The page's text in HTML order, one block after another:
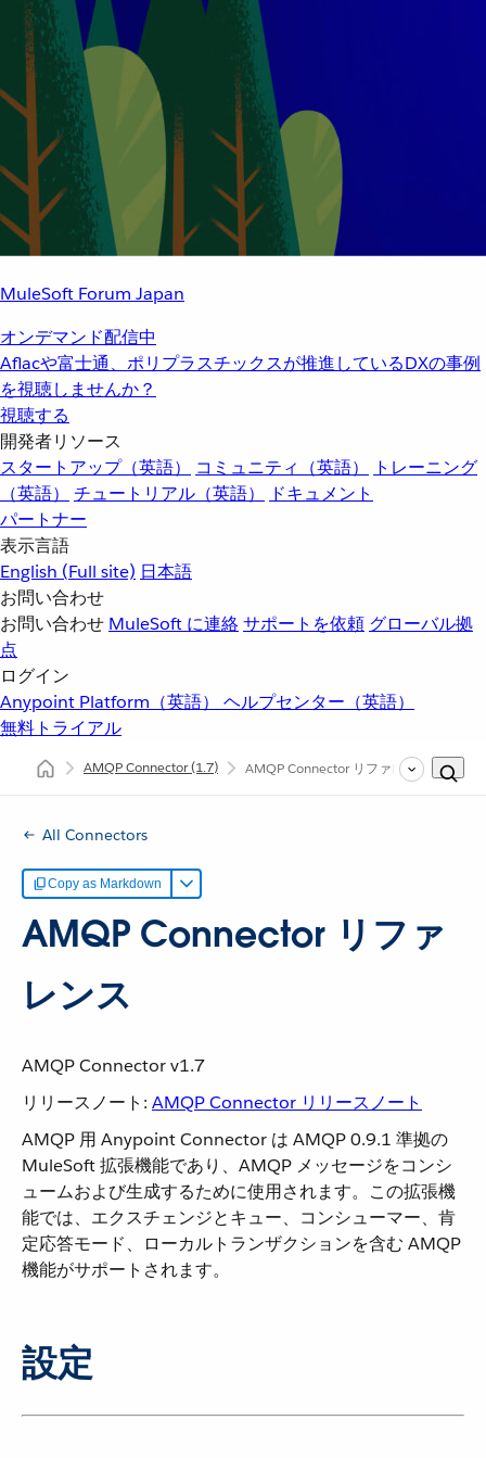
MuleSoft Forum Japan
オンデマンド配信中
Aflacや富士通、ポリプラスチックスが推進しているDXの事例
を視聴しませんか？
視聴する
開発者リソース
スタートアップ（英語）
コミュニティ（英語）
トレーニング
（英語）
チュートリアル（英語）
ドキュメント
パートナー
表示言語
English (Full site) 日本語
お問い合わせ
お問い合わせ MuleSoft に連絡サポートを依頼 グローバル拠
点
ログイン
Anypoint Platform（英語） ヘルプセンター（英語）
無料トライアル
AMQP Connector(1.7) AMQP Connector リファレンス
All Connectors
Copy as Markdown
AMQP Connector リファ
レンス
AMQP Connector v1.7
リリースノート: AMQP Connector リリースノート
AMQP 用 Anypoint Connector は AMQP 0.9.1 準拠の
MuleSoft 拡張機能であり、AMQP メッセージをコンシ
ュームおよび生成するために使用されます。この拡張機
能では、エクスチェンジとキュー、コンシューマー、肯
定応答モード、ローカルトランザクションを含む AMQP
機能がサポートされます。
設定